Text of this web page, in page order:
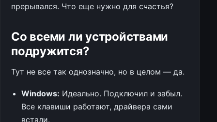
прерывался. Что еще нужно для счастья?
Со всеми ли устройствами
подружится?
Тут не все так однозначно, но в целом — да.
Windows: Идеально. Подключил и забыл.
Все клавиши работают, драйвера сами
встали.